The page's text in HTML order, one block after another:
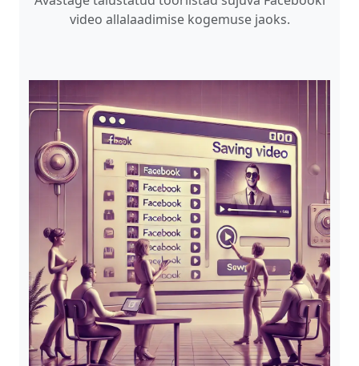
video allalaadimise kogemuse jaoks.